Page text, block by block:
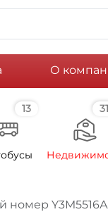
О
13 31
номер